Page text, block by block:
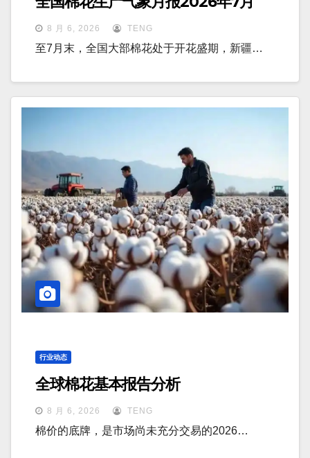
8 月 6, 2026 TENG
至7月末，全国大部棉花处于开花盛期，新疆…
行业动态
全球棉花基本报告分析
8 月 6, 2026 TENG
棉价的底牌，是市场尚未充分交易的2026…